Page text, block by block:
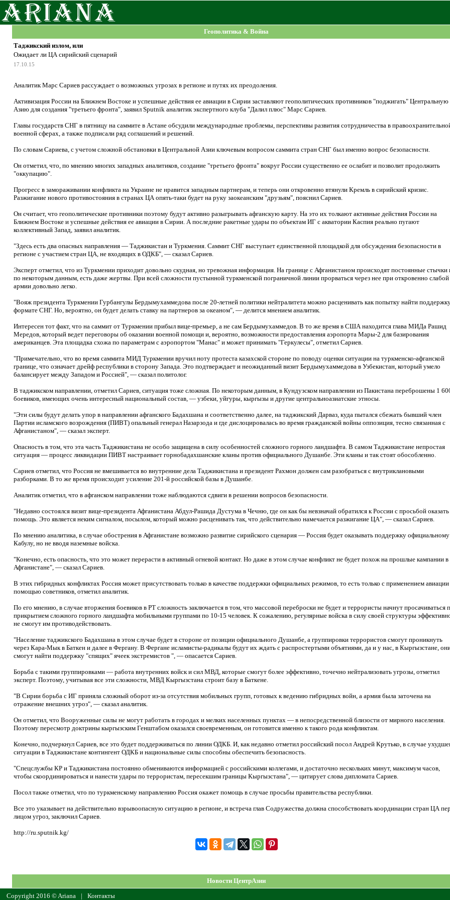
Геополитика & Война
Таджикский излом, или
Ожидает ли ЦА сирийский сценарий
17.10.15
Аналитик Марс Сариев рассуждает о возможных угрозах в регионе и путях их преодоления.
Активизация России на Ближнем Востоке и успешные действия ее авиации в Сирии заставляют геополитических противников "поджигать" Центральную
Азию для создания "третьего фронта", заявил Sputnik аналитик экспертного клуба "Далил плюс" Марс Сариев.
Главы государств СНГ в пятницу на саммите в Астане обсудили международные проблемы, перспективы развития сотрудничества в
военной сферах, а также подписали ряд соглашений и решений.
По словам Сариева, с учетом сложной обстановки в Центральной Азии ключевым вопросом саммита стран СНГ был именно вопрос безопасности.
Он отметил, что, по мнению многих западных аналитиков, создание "третьего фронта" вокруг России существенно ее ослабит и позволит продолжить
"оккупацию".
Прогресс в замораживании конфликта на Украине не нравится западным партнерам, и теперь они откровенно втянули Кремль в сирийский кризис.
Разжигание нового противостояния в странах ЦА опять-таки будет на руку заокеанским "друзьям", пояснил Сариев.
Он считает, что геополитические противники поэтому будут активно разыгрывать афганскую карту. На это их толкают активные действия России на
Ближнем Востоке и успешные действия ее авиации в Сирии. А последние ракетные удары по объектам ИГ с акватории Каспия реально пугают
коллективный Запад, заявил аналитик.
"Здесь есть два опасных направления — Таджикистан и Туркмения. Саммит СНГ выступает единственной площадкой для обсуждения безопасности в
регионе с участием стран ЦА, не входящих в ОДКБ", — сказал Сариев.
Эксперт отметил, что из Туркмении приходит довольно скудная, но тревожная информация. На границе с Афганистаном происходят постоянные стычки
по некоторым данным, есть даже жертвы. При всей сложности пустынной туркменской пограничной линии прорваться через нее при откровенно слабой
армии довольно легко.
"Вояж президента Туркмении Гурбангулы Бердымухаммедова после 20-летней политики нейтралитета можно расценивать как попытку найти
формате СНГ. Но, вероятно, он будет делать ставку на партнеров за океаном", — делится мнением аналитик.
Интересен тот факт, что на саммит от Туркмении прибыл вице-премьер, а не сам Бердымухаммедов. В то же время в США находится глава МИДа Рашид
Мередов, который ведет переговоры об оказании военной помощи и, вероятно, возможности предоставления аэропорта Мары-2 для базирования
американцев. Эта площадка схожа по параметрам с аэропортом "Манас" и может принимать "Геркулесы", отметил Сариев.
"Примечательно, что во время саммита МИД Туркмении вручил ноту протеста казахской стороне по поводу оценки ситуации на туркменско-афганской
границе, что означает дрейф республики в сторону Запада. Это подтверждает и неожиданный визит Бердымухаммедова в Узбекистан, который умело
балансирует между Западом и Россией", — сказал политолог.
В таджикском направлении, отметил Сариев, ситуация тоже сложная. По некоторым данным, в Кундузском направлении из Пакистана переброшены 1
боевиков, имеющих очень интересный национальный состав, — узбеки, уйгуры, кыргызы и другие центральноазиатские этносы.
"Эти силы будут делать упор в направлении афганского Бадахшана и соответственно далее, на таджикский Дарваз, куда пытался сбежать бывший член
Партии исламского возрождения (ПИВТ) опальный генерал Назарзода и где дислоцировалась во время гражданской войны оппозиция, тесно связанная с
Афганистаном", — сказал эксперт.
Опасность в том, что эта часть Таджикистана не особо защищена в силу особенностей сложного горного ландшафта. В самом Таджикистане непростая
ситуация — процесс ликвидации ПИВТ настраивает горнобадахшанские кланы против официального Душанбе. Эти кланы и так стоят обособленно.
Сариев отметил, что Россия не вмешивается во внутренние дела Таджикистана и президент Рахмон должен сам разобраться с внутриклановыми
разборками. В то же время происходит усиление 201-й российской базы в Душанбе.
Аналитик отметил, что в афганском направлении тоже наблюдаются сдвиги в решении вопросов безопасности.
"Недавно состоялся визит вице-президента Афганистана Абдул-Рашида Дустума в Чечню, где он как бы невзначай обратился к России с просьбой оказать
помощь. Это является неким сигналом, посылом, который можно расценивать так, что действительно намечается разжигание ЦА", — сказал Сариев.
По мнению аналитика, в случае обострения в Афганистане возможно развитие сирийского сценария — Россия будет оказывать поддержку официальному
Кабулу, но не вводя наземные войска.
"Конечно, есть опасность, что это может перерасти в активный огневой контакт. Но даже в этом случае конфликт не будет похож на прошлые кампании в
Афганистане", — сказал Сариев.
В этих гибридных конфликтах Россия может присутствовать только в качестве поддержки официальных режимов, то есть только с применением
помощью советников, отметил аналитик.
По его мнению, в случае вторжения боевиков в РТ сложность заключается в том, что массовой переброски не будет и террористы начнут просачиваться
прикрытием сложного горного ландшафта мобильными группами по 10-15 человек. К сожалению, регулярные войска в силу своей структуры
не смогут им противодействовать.
"Население таджикского Бадахшана в этом случае будет в стороне от позиции официального Душанбе, а группировки террористов смогут проникнуть
через Кара-Мык в Баткен и далее в Фергану. В Фергане исламисты-радикалы будут их ждать с распростертыми объятиями, да и у нас, в Кыргызстане,
смогут найти поддержку "спящих" ячеек экстремистов ", — опасается Сариев.
Борьба с такими группировками — работа внутренних войск и сил МВД, которые смогут более эффективно, точечно нейтрализовать угрозы, отметил
эксперт. Поэтому, учитывая все эти сложности, МВД Кыргызстана строит базу в Баткене.
"В Сирии борьба с ИГ приняла сложный оборот из-за отсутствия мобильных групп, готовых к ведению гибридных войн, а армия была заточена на
отражение внешних угроз", — сказал аналитик.
Он отметил, что Вооруженные силы не могут работать в городах и мелких населенных пунктах — в непосредственной близости от мирного населения.
Поэтому пересмотр доктрины кыргызским Генштабом оказался своевременным, он готовится именно к такого рода конфликтам.
Конечно, подчеркнул Сариев, все это будет поддерживаться по линии ОДКБ. И, как недавно отметил российский посол Андрей Крутько, в случае
ситуации в Таджикистане контингент ОДКБ и национальные силы способны обеспечить безопасность.
"Спецслужбы КР и Таджикистана постоянно обмениваются информацией с российскими коллегами, и достаточно нескольких минут, максимум часов,
чтобы скоординироваться и нанести удары по террористам, пересекшим границы Кыргызстана", — цитирует слова дипломата Сариев.
Посол также отметил, что по туркменскому направлению Россия окажет помощь в случае просьбы правительства республики.
Все это указывает на действительно взрывоопасную ситуацию в регионе, и встреча глав Содружества должна способствовать координации стран ЦА
лицом угроз, заключил Сариев.
http://ru.sputnik.kg/
Новости ЦентрАзии
Copyright 2016 © Ariana | Контакты